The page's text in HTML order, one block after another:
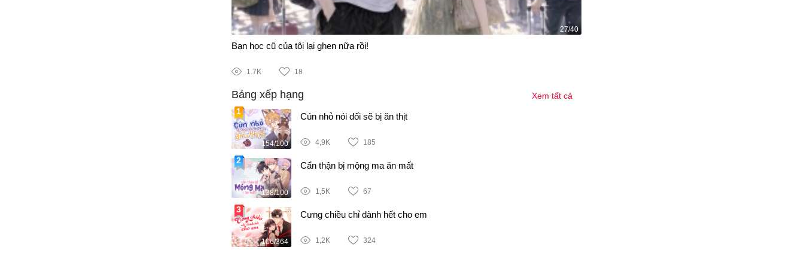
27/40
Bạn học cũ của tôi lại ghen nữa rồi!
1.7K 18
Bảng xếp hạng Xem tất cả
154/100
Cún nhỏ nói dối sẽ bị ăn thịt
4,9K 185
138/100
Cẩn thận bị mộng ma ăn mất
1,5K 67
106/364
Cưng chiều chỉ dành hết cho em
1,2K 324